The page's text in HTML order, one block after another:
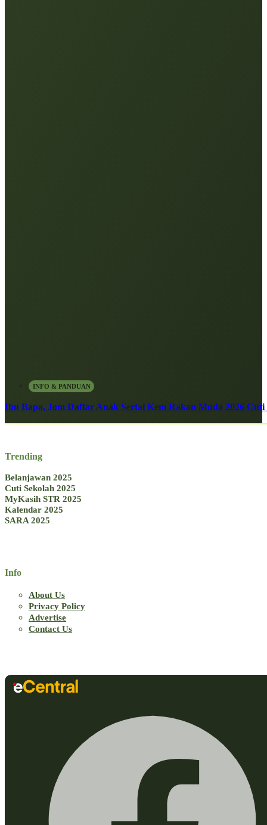
INFO & PANDUAN
Ibu Bapa, Jom Daftar Anak Sertai Kem Rakan Muda 2026
Trending
Belanjawan 2025
Cuti Sekolah 2025
MyKasih STR 2025
Kalendar 2025
SARA 2025
Info
About Us
Privacy Policy
Advertise
Contact Us